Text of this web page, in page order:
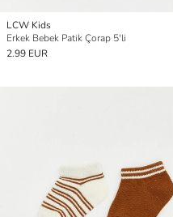
LCW Kids
Erkek Bebek Patik Çorap 5'li
2.99 EUR